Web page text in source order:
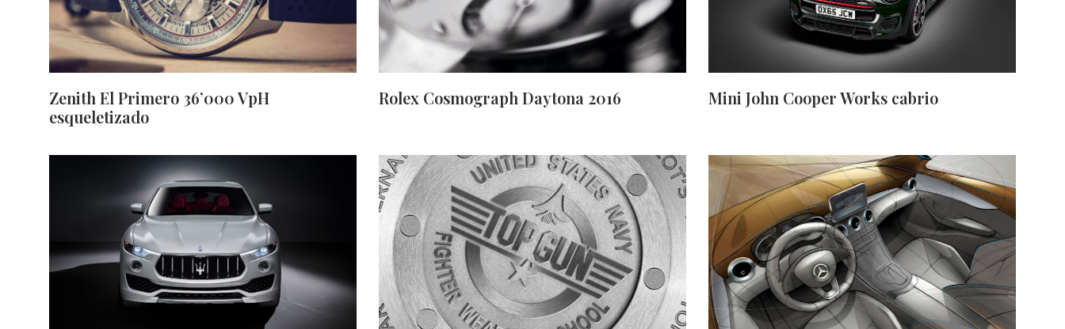
Zenith El Primero 36’000 VpH
esqueletizado
Rolex Cosmograph Daytona 2016 Mini John Cooper Works cabrio